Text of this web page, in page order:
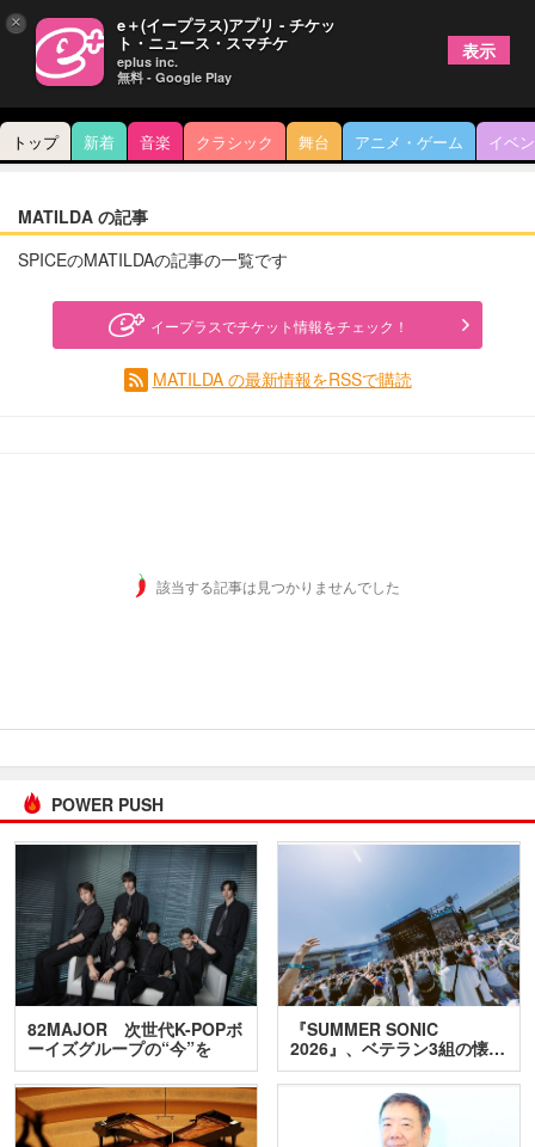
トップ 新着 音楽 クラシック 舞台 アニメ・ゲーム イベ
MATILDA の記事
SPICEのMATILDAの記事の一覧です
イープラスでチケット情報をチェック！
MATILDA の最新情報をRSSで購読
該当する記事は見つかりませんでした
POWER PUSH
82MAJOR 次世代K-POPボ
ーイズグループの“今”を
訊…
『SUMMER SONIC
2026』、ベテラン3組の懐…
× e＋(イープラス)アプリ - チケッ
ト・ニュース・スマチケ
eplus inc.
無料 - Google Play
表示